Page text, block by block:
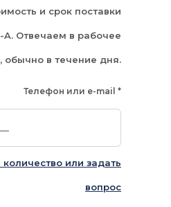
и срок поставки
A. Отвечаем в рабочее
обычно в течение дня.
Телефон или e-mail *
количество или задать
вопрос